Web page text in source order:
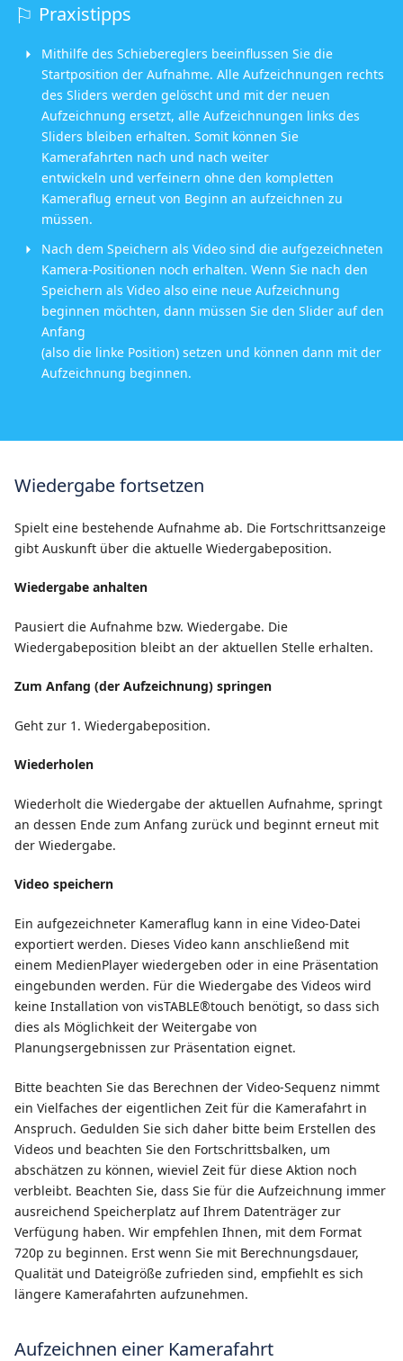
Praxistipps
Mithilfe des Schiebereglers beeinflussen Sie die
Startposition der Aufnahme. Alle Aufzeichnungen rechts
des Sliders werden gelöscht und mit der neuen
Aufzeichnung ersetzt, alle Aufzeichnungen links des
Sliders bleiben erhalten. Somit können Sie
Kamerafahrten nach und nach weiter
entwickeln und verfeinern ohne den kompletten
Kameraflug erneut von Beginn an aufzeichnen zu
müssen.
Nach dem Speichern als Video sind die aufgezeichneten
Kamera-Positionen noch erhalten. Wenn Sie nach den
Speichern als Video also eine neue Aufzeichnung
beginnen möchten, dann müssen Sie den Slider auf den
Anfang
(also die linke Position) setzen und können dann mit der
Aufzeichnung beginnen.
Wiedergabe fortsetzen
Spielt eine bestehende Aufnahme ab. Die Fortschrittsanzeige
gibt Auskunft über die aktuelle Wiedergabeposition.
Wiedergabe anhalten
Pausiert die Aufnahme bzw. Wiedergabe. Die
Wiedergabeposition bleibt an der aktuellen Stelle erhalten.
Zum Anfang (der Aufzeichnung) springen
Geht zur 1. Wiedergabeposition.
Wiederholen
Wiederholt die Wiedergabe der aktuellen Aufnahme, springt
an dessen Ende zum Anfang zurück und beginnt erneut mit
der Wiedergabe.
Video speichern
Ein aufgezeichneter Kameraflug kann in eine Video-Datei
exportiert werden. Dieses Video kann anschließend mit
einem MedienPlayer wiedergeben oder in eine Präsentation
eingebunden werden. Für die Wiedergabe des Videos wird
keine Installation von visTABLE®touch benötigt, so dass sich
dies als Möglichkeit der Weitergabe von
Planungsergebnissen zur Präsentation eignet.
Bitte beachten Sie das Berechnen der Video-Sequenz nimmt
ein Vielfaches der eigentlichen Zeit für die Kamerafahrt in
Anspruch. Gedulden Sie sich daher bitte beim Erstellen des
Videos und beachten Sie den Fortschrittsbalken, um
abschätzen zu können, wieviel Zeit für diese Aktion noch
verbleibt. Beachten Sie, dass Sie für die Aufzeichnung immer
ausreichend Speicherplatz auf Ihrem Datenträger zur
Verfügung haben. Wir empfehlen Ihnen, mit dem Format
720p zu beginnen. Erst wenn Sie mit Berechnungsdauer,
Qualität und Dateigröße zufrieden sind, empfiehlt es sich
längere Kamerafahrten aufzunehmen.
Aufzeichnen einer Kamerafahrt